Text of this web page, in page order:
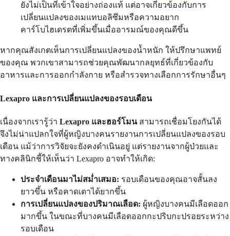
ยังไม่เป็นที่เข้าใจอย่างถ่องแท้ แต่อาจเกี่ยวข้องกับการ
เปลี่ยนแปลงของเมแทบอลิซึมหรือความอยาก
คาร์โบไฮเดรตที่เพิ่มขึ้นเมื่ออารมณ์ของคุณดีขึ้น
หากคุณสังเกตเห็นการเปลี่ยนแปลงของน้ำหนัก ให้ปรึกษาแพทย์
ของคุณ พวกเขาสามารถช่วยคุณพัฒนากลยุทธ์ที่เกี่ยวข้องกับ
อาหารและการออกกำลังกาย หรือสำรวจทางเลือกการรักษาอื่นๆ
Lexapro และการเปลี่ยนแปลงของรอบเดือน
เนื่องจากเรารู้ว่า Lexapro และฮอร์โมนสามารถเชื่อมโยงกันได้
จึงไม่น่าแปลกใจที่ผู้หญิงบางคนรายงานการเปลี่ยนแปลงของรอบ
เดือน แม้ว่าการวิจัยจะยังคงดำเนินอยู่ แต่รายงานจากผู้ป่วยและ
ทางคลินิกชี้ให้เห็นว่า Lexapro อาจทำให้เกิด:
ประจำเดือนมาไม่สม่ำเสมอ: รอบเดือนของคุณอาจสั้นลง
ยาวขึ้น หรือคาดเดาได้ยากขึ้น
การเปลี่ยนแปลงของปริมาณเลือด: ผู้หญิงบางคนมีเลือดออก
มากขึ้น ในขณะที่บางคนมีเลือดออกกะปริบกะปรอยระหว่าง
รอบเดือน